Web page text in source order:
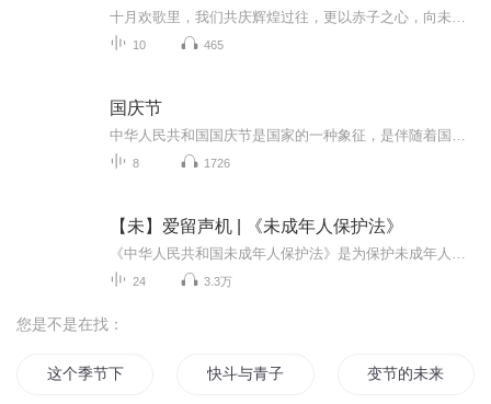
10 465
国庆节
8 1726
【未】爱留声机 | 《未成年人保护法》
24 3.3万
您是不是在找：
这个季节下一场雨 快斗与青子的情人节 变节的未来